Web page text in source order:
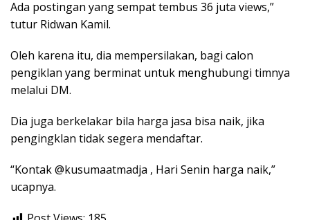
Ada postingan yang sempat tembus 36 juta views,”
tutur Ridwan Kamil.
Oleh karena itu, dia mempersilakan, bagi calon
pengiklan yang berminat untuk menghubungi timnya
melalui DM.
Dia juga berkelakar bila harga jasa bisa naik, jika
pengingklan tidak segera mendaftar.
“Kontak @kusumaatmadja , Hari Senin harga naik,”
ucapnya.